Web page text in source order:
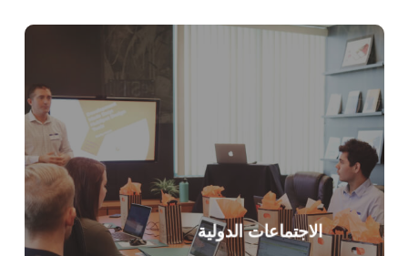
الاجتماعات الدولية